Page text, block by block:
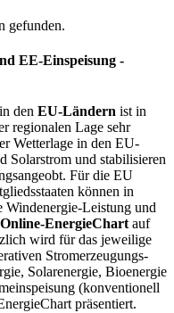
gefunden.
EE-Einspeisung -
den EU-Ländern ist in
regionalen Lage sehr
Wetterlage in den EU-
Solarstrom und stabilisieren
Für die EU
können in
Leistung und
Online-EnergieChart auf
wird für das jeweilige
Stromerzeugungs-
Solarenergie, Bioenergie
(konventionell
präsentiert.